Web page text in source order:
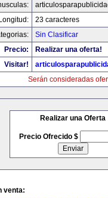
Longitud:
23 caracteres
Sin Clasificar
Precio:
Realizar una oferta!
Visitar!
Serán consideradas
Realizar una Oferta
Precio Ofrecido $
venta: